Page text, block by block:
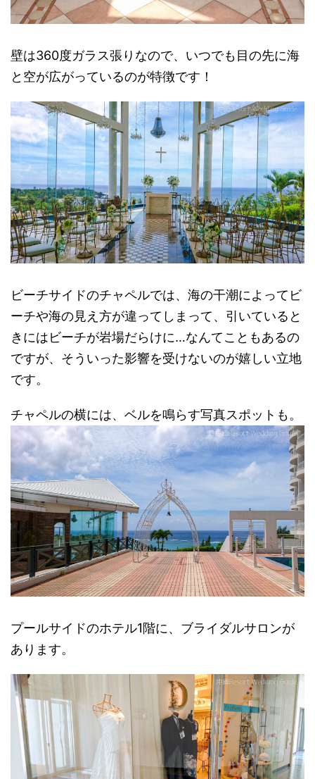
壁は360度ガラス張りなので、いつでも目の先に海
と空が広がっているのが特徴です！
ビーチサイドのチャペルでは、海の干潮によってビ
ーチや海の見え方が違ってしまって、引いていると
きにはビーチが岩場だらけに…なんてこともあるの
ですが、そういった影響を受けないのが嬉しい立地
です。
チャペルの横には、ベルを鳴らす写真スポットも。
プールサイドのホテル1階に、ブライダルサロンが
あります。